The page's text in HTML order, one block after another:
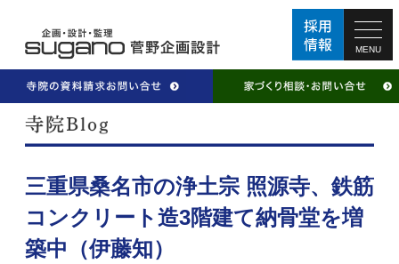
MENU
三重県桑名市の浄土宗 照源寺、鉄筋
コンクリート造3階建て納骨堂を増
築中（伊藤知）